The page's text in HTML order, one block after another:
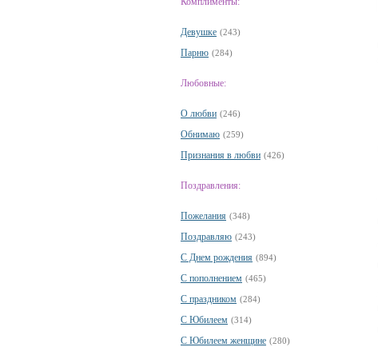
Девушке (243)
Парню (284)
Любовные:
О любви (246)
Обнимаю (259)
Признания в любви (426)
Поздравления:
Пожелания (348)
Поздравляю (243)
С Днем рождения (894)
С пополнением (465)
С праздником (284)
С Юбилеем (314)
С Юбилеем женщине (280)